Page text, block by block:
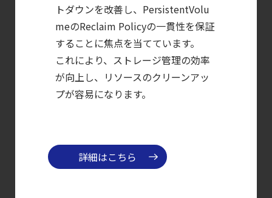
モデルの破壊を目的としたランサムウェアを
【ブログ】
AWS/GCP
標準ツールでは守れない？
Falco を超える
CNAPP選定ガイド
トダウンを改善し、PersistentVolu
meのReclaim Policyの一貫性を保証
することに焦点を当てています。
これにより、ストレージ管理の効率
が向上し、リソースのクリーンアッ
プが容易になります。
詳細はこちら